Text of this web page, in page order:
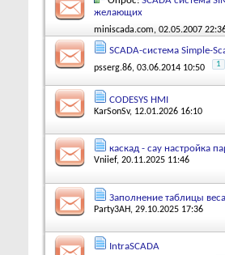
желающих
miniscada.com, 02.05.2007
SCADA-система Simple-
psserg.86, 03.06.2014 10:50 1
CODESYS HMI
KarSonSv, 12.01.2026 16:10
каскад - сау настройка
Vniief, 20.11.2025 11:46
Заполнение таблицы
Party3AH, 29.10.2025 17:36
IntraSCADA